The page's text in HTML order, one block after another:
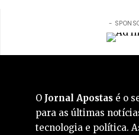
-
O Jornal Apostas é o
para as últimas
tecnologia e política.